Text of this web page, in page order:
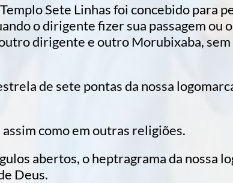
Sete Linhas foi concebido para
o dirigente fizer sua passagem ou
dirigente e outro Morubixaba,
de sete pontas da nossa
como em outras religiões.
abertos, o heptragrama da nossa
Deus.